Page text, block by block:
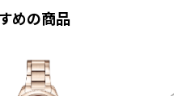
めの商品